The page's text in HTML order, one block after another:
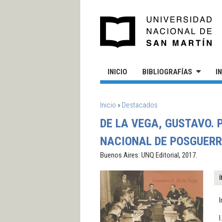
INICIO BIBLIOGRAFÍAS
SE ENCUENTRA USTED AQUÍ
Inicio » Destacados
DE LA VEGA, GUSTAVO.
NACIONAL DE
Buenos Aires: UNQ Editorial, 2017.